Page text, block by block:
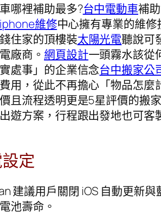
哪裡補助最多?台中電動車補
iphone維修中心擁有專業的維
住家的頂樓裝太陽光電聽說可
廠商。 網頁設計一頭霧水該從
處事」的企業信念台中搬家公
用，從此不再擔心「物品怎麼
且流程透明更是5星評價的搬
遊方案，行程跟出發地也可客
定
建議用戶關閉 iOS 自動更新
池壽命。